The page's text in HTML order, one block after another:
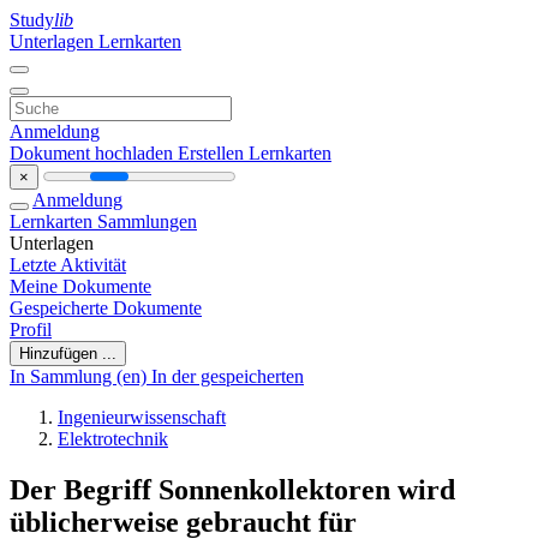
Studylib
Unterlagen Lernkarten
Anmeldung
Dokument hochladen Erstellen Lernkarten
×
Anmeldung
Lernkarten Sammlungen
Unterlagen
Letzte Aktivität
Meine Dokumente
Gespeicherte Dokumente
Profil
Hinzufügen ...
In Sammlung (en) In der gespeicherten
Ingenieurwissenschaft
Elektrotechnik
Der Begriff Sonnenkollektoren wird
üblicherweise gebraucht für